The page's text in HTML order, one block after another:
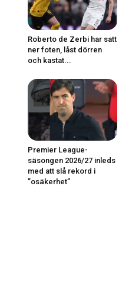
Roberto de Zerbi har satt
ner foten, låst dörren
och kastat...
Premier League-
säsongen 2026/27 inleds
med att slå rekord i
”osäkerhet”